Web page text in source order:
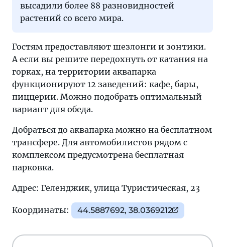
высадили более 88 разновидностей
растений со всего мира.
Гостям предоставляют шезлонги и зонтики.
А если вы решите передохнуть от катания на
горках, на территории аквапарка
функционируют 12 заведений: кафе, бары,
пиццерии. Можно подобрать оптимальный
вариант для обеда.
Добраться до аквапарка можно на бесплатном
трансфере. Для автомобилистов рядом с
комплексом предусмотрена бесплатная
парковка.
Адрес: Геленджик, улица Туристическая, 23
Координаты: 44.5887692, 38.0369212